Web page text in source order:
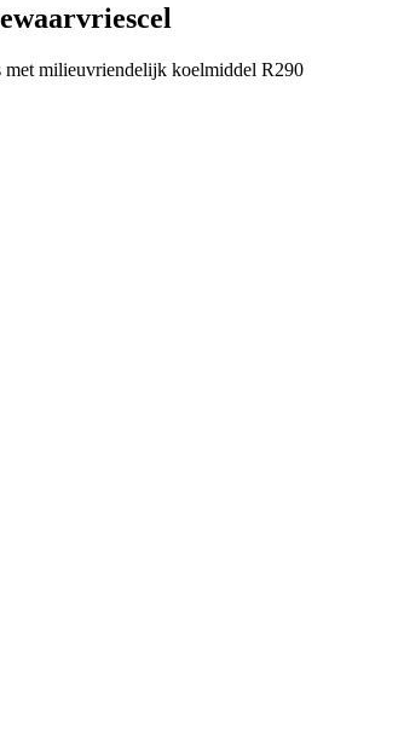
met milieuvriendelijk koelmiddel R290